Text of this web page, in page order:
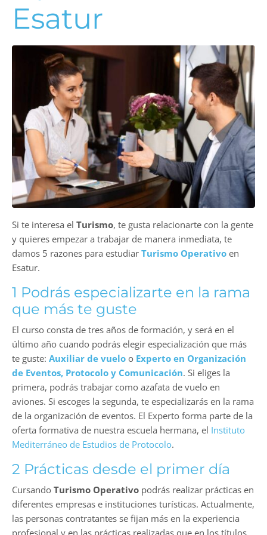
Esatur
Si te interesa el Turismo, te gusta relacionarte con la gente
y quieres empezar a trabajar de manera inmediata, te
damos 5 razones para estudiar Turismo Operativo en
Esatur.
1 Podrás especializarte en la rama
que más te guste
El curso consta de tres años de formación, y será en el
último año cuando podrás elegir especialización que más
te guste: Auxiliar de vuelo o Experto en Organización
de Eventos, Protocolo y Comunicación. Si eliges la
primera, podrás trabajar como azafata de vuelo en
aviones. Si escoges la segunda, te especializarás en la rama
de la organización de eventos. El Experto forma parte de la
oferta formativa de nuestra escuela hermana, el Instituto
Mediterráneo de Estudios de Protocolo.
2 Prácticas desde el primer día
Cursando Turismo Operativo podrás realizar prácticas en
diferentes empresas e instituciones turísticas. Actualmente,
las personas contratantes se fijan más en la experiencia